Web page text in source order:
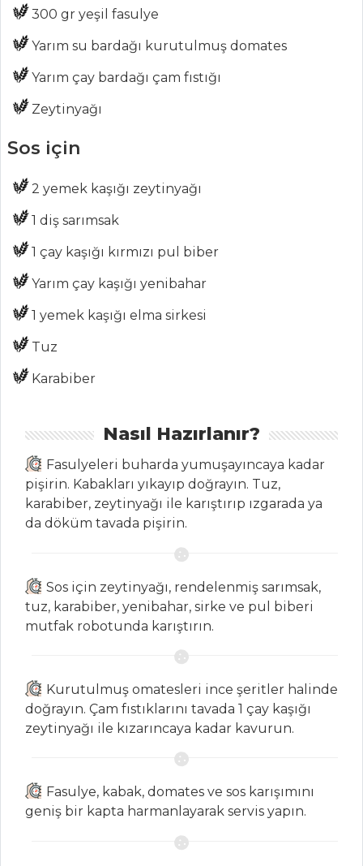
Aktüel
Chefs
Haber
ŞEFİN TARİFLERİ
Tüm
Kategoriler
SEBZE
YEMEKLERI
İmam Bayıldı
Sebze Yemekleri
Tüm Tarifleri
HAMUR İŞLERI
PATATESLİ VE
PIRASALI TURTA
BÖREĞİ
Hamur İşleri Tüm
Tarifleri
PILAV VE
MAKARNA
300 gr yeşil fasulye
Yarım su bardağı kurutulmuş domates
Yarım çay bardağı çam fıstığı
Zeytinyağı
Sos için
2 yemek kaşığı zeytinyağı
1 diş sarımsak
1 çay kaşığı kırmızı pul biber
Yarım çay kaşığı yenibahar
1 yemek kaşığı elma sirkesi
Tuz
Karabiber
Nasıl Hazırlanır?
Fasulyeleri buharda yumuşayıncaya kadar
pişirin. Kabakları yıkayıp doğrayın. Tuz,
karabiber, zeytinyağı ile karıştırıp ızgarada ya
da döküm tavada pişirin.
Sos için zeytinyağı, rendelenmiş sarımsak,
tuz, karabiber, yenibahar, sirke ve pul biberi
mutfak robotunda karıştırın.
Kurutulmuş omatesleri ince şeritler halinde
doğrayın. Çam fıstıklarını tavada 1 çay kaşığı
zeytinyağı ile kızarıncaya kadar kavurun.
Fasulye, kabak, domates ve sos karışımını
geniş bir kapta harmanlayarak servis yapın.